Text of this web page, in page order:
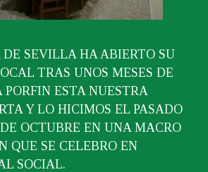
SEVILLA HA ABIERTO SU
TRAS UNOS MESES DE
PORFIN ESTA NUESTRA
Y LO HICIMOS EL PASADO
OCTUBRE EN UNA MACRO
QUE SE CELEBRO EN
SOCIAL.